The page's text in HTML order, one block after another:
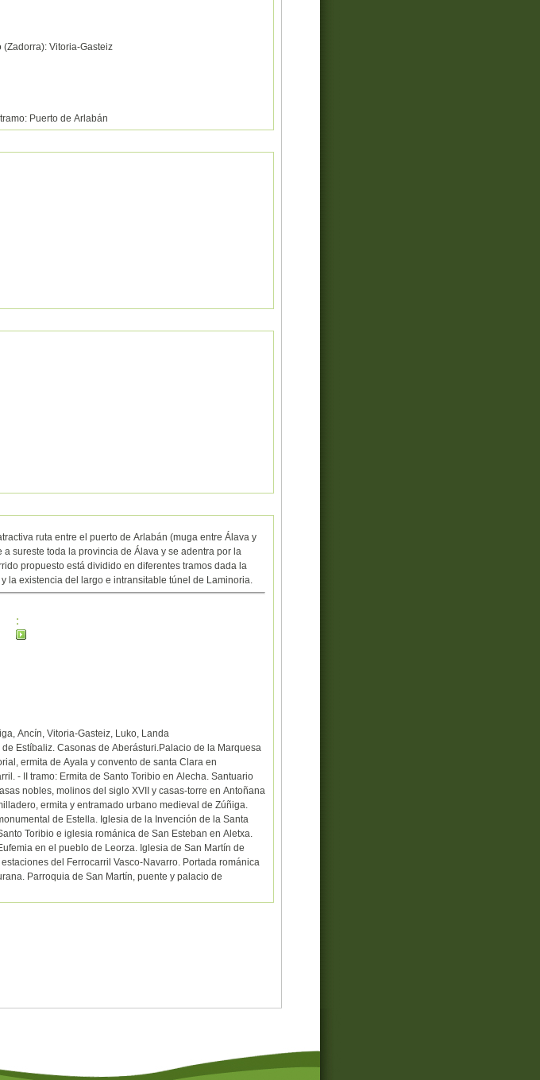
(Zadorra): Vitoria-Gasteiz
Puerto de Arlabán
ruta entre el puerto de Arlabán (muga entre Álava y
sureste toda la provincia de Álava y se adentra por la
propuesto está dividido en diferentes tramos dada la
la existencia del largo e intransitable túnel de Laminoria.
:
Ancín, Vitoria-Gasteiz, Luko, Landa
Estíbaliz. Casonas de Aberásturi.Palacio de la Marquesa
ermita de Ayala y convento de santa Clara en
- II tramo: Ermita de Santo Toribio en Alecha. Santuario
nobles, molinos del siglo XVII y casas-torre en Antoñana
ermita y entramado urbano medieval de Zúñiga.
de Estella. Iglesia de la Invención de la Santa
Toribio e iglesia románica de San Esteban en Aletxa.
en el pueblo de Leorza. Iglesia de San Martín de
del Ferrocarril Vasco-Navarro. Portada románica
Parroquia de San Martín, puente y palacio de